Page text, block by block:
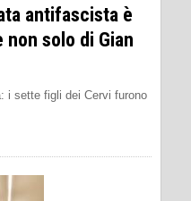
antifascista è
solo di Gian
i sette figli dei Cervi furono